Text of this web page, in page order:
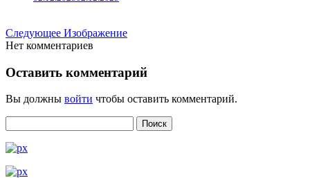
Следующее Изображение
Нет комментариев
Оставить комментарий
Вы должны войти чтобы оставить комментарий.